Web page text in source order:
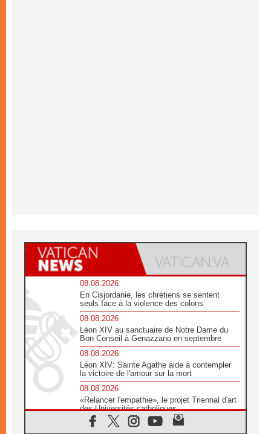
08.08.2026
En Cisjordanie, les chrétiens se sentent
seuls face à la violence des colons
08.08.2026
Léon XIV au sanctuaire de Notre Dame du
Bon Conseil à Genazzano en septembre
08.08.2026
Léon XIV: Sainte Agathe aide à contempler
la victoire de l'amour sur la mort
08.08.2026
«Relancer l'empathie», le projet Triennal d'art
des Universités catholiques
08.08.2026